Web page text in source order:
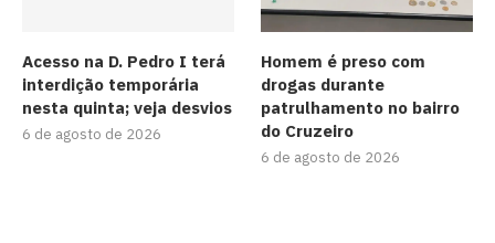
Acesso na D. Pedro I terá
interdição temporária
nesta quinta; veja desvios
6 de agosto de 2026
Homem é preso com
drogas durante
patrulhamento no bairro
do Cruzeiro
6 de agosto de 2026